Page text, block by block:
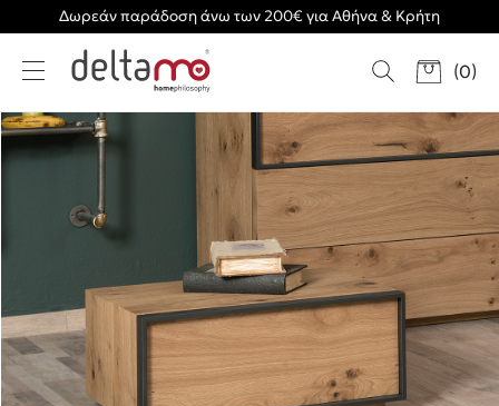
Δωρεάν παράδοση άνω των 200€ για Αθήνα & Κρήτη
(0)